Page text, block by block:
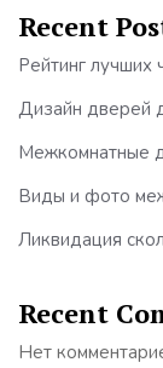
Recent
Рейтинг лучших
Дизайн дверей
Межкомнатные
Виды и фото
Ликвидация
Recent
Нет